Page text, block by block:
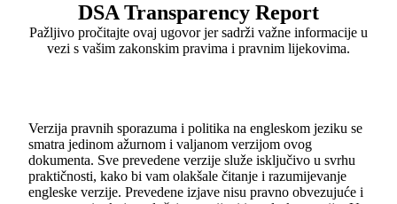
DSA Transparency Report
Pažljivo pročitajte ovaj ugovor jer sadrži važne informacije u
vezi s vašim zakonskim pravima i pravnim lijekovima.
Verzija pravnih sporazuma i politika na engleskom jeziku se
smatra jedinom ažurnom i valjanom verzijom ovog
dokumenta. Sve prevedene verzije služe isključivo u svrhu
praktičnosti, kako bi vam olakšale čitanje i razumijevanje
engleske verzije. Prevedene izjave nisu pravno obvezujuće i